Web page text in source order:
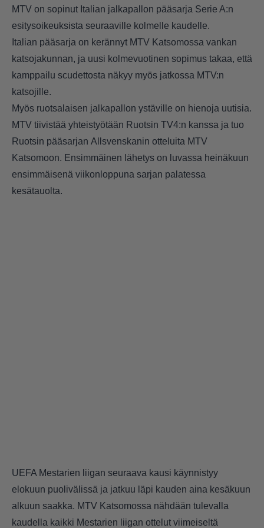
MTV on sopinut Italian jalkapallon pääsarja Serie A:n
esitysoikeuksista seuraaville kolmelle kaudelle.
Italian pääsarja on kerännyt MTV Katsomossa vankan
katsojakunnan, ja uusi kolmevuotinen sopimus takaa, että
kamppailu scudettosta näkyy myös jatkossa MTV:n
katsojille.
Myös ruotsalaisen jalkapallon ystäville on hienoja uutisia.
MTV tiivistää yhteistyötään Ruotsin TV4:n kanssa ja tuo
Ruotsin pääsarjan Allsvenskanin otteluita MTV
Katsomoon. Ensimmäinen lähetys on luvassa heinäkuun
ensimmäisenä viikonloppuna sarjan palatessa
kesätauolta.
UEFA Mestarien liigan seuraava kausi käynnistyy
elokuun puolivälissä ja jatkuu läpi kauden aina kesäkuun
alkuun saakka. MTV Katsomossa nähdään tulevalla
kaudella kaikki Mestarien liigan ottelut viimeiseltä